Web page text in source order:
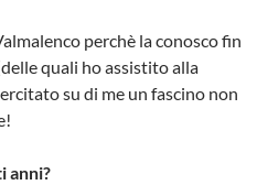
perchè la conosco fin
quali ho assistito alla
su di me un fascino non
anni?